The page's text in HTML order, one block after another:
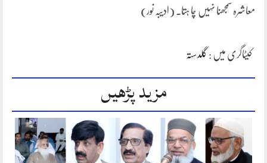
معاشرہ سمجھنا نہیں چا ہتا۔ (ادیبہ نور)
کیٹاگری میں : گلدستہ
مزید پڑھیں